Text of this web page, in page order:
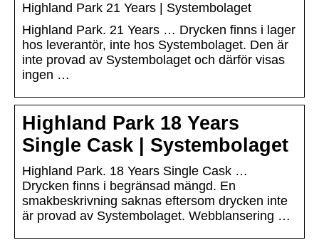
Highland Park 21 Years | Systembolaget
Highland Park. 21 Years … Drycken finns i lager
hos leverantör, inte hos Systembolaget. Den är
inte provad av Systembolaget och därför visas
ingen …
Highland Park 18 Years
Single Cask | Systembolaget
Highland Park. 18 Years Single Cask …
Drycken finns i begränsad mängd. En
smakbeskrivning saknas eftersom drycken inte
är provad av Systembolaget. Webblansering …